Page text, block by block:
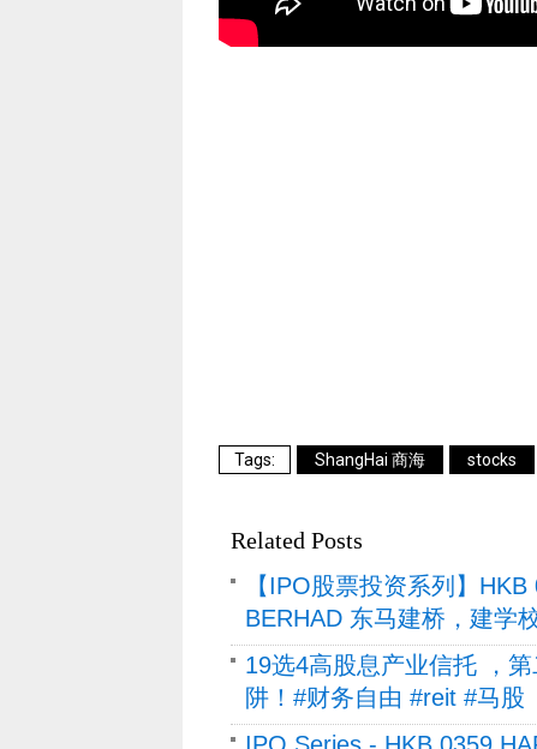
ShangHai 商海 stocks
Related Posts
【IPO股票投资系列】
BERHAD 东马建桥，建学
19选4高股息产业信托 ，
阱！#财务自由 #reit #马股
IPO Series - HKB 0359